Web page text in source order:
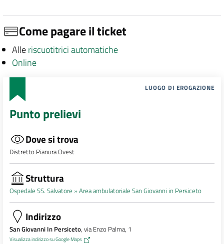
Come pagare il ticket
Alleriscuotitrici automatiche
Online
LUOGO DI EROGAZIONE
Punto prelievi
Dove si trova
Distretto Pianura Ovest
Struttura
Ospedale SS. Salvatore »Area ambulatoriale San Giovanni in Persiceto
Indirizzo
San Giovanni In Persiceto, via Enzo Palma, 1
Visualizza indirizzo su Google Maps